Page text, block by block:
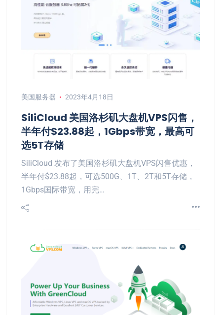
美国服务器 2023年4月18日
SiliCloud 美国洛杉矶大盘机VPS闪售，
半年付$23.88起，1Gbps带宽，最高可
选5T存储
SiliCloud 发布了美国洛杉矶大盘机VPS闪售优惠，
半年付$23.88起，可选500G、1T、2T和5T存储，
1Gbps国际带宽，用完…